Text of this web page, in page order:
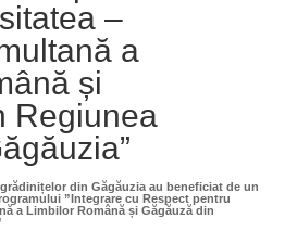
–
a
și
Regiunea
din Găgăuzia au beneficiat de un
”Integrare cu Respect pentru
a Limbilor Română și Găgăuză din